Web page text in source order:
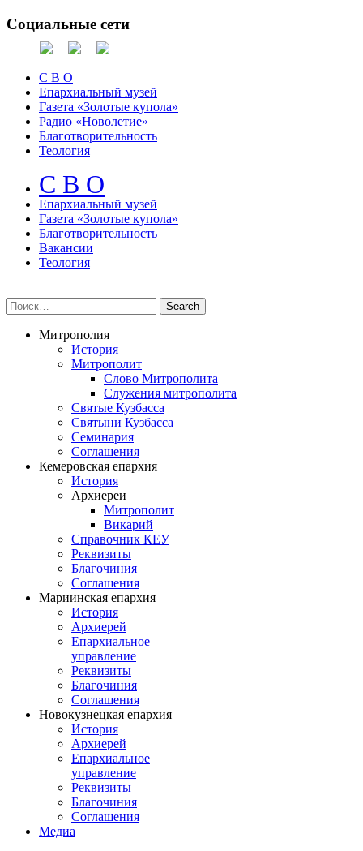
Социальные сети
С В О
Епархиальный музей
Газета «Золотые купола»
Радио «Новолетие»
Благотворительность
Теология
С В О
Епархиальный музeй
Газета «Золотые купола»
Благотворительность
Вакансии
Теология
Митрополия
История
Митрополит
Слово Митрополита
Служения митрополита
Святые Кузбасса
Святыни Кузбасса
Семинария
Соглашения
Кемеровская епархия
История
Архиереи
Митрополит
Викарий
Справочник КЕУ
Реквизиты
Благочиния
Соглашения
Мариинская епархия
История
Архиерей
Епархиальное
управление
Реквизиты
Благочиния
Соглашения
Новокузнецкая епархия
История
Архиерей
Епархиальное
управление
Реквизиты
Благочиния
Соглашения
Медиа